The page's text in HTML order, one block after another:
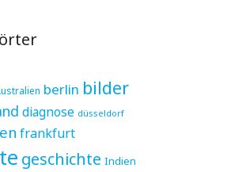
berlin bilder
diagnose düsseldorf
frankfurt
geschichte Indien